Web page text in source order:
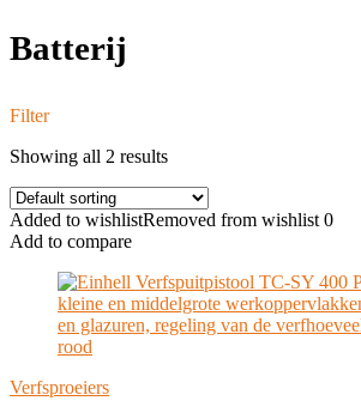
‎Batterij
Filter
Showing all 2 results
Added to wishlistRemoved from wishlist 0
Add to compare
Verfsproeiers